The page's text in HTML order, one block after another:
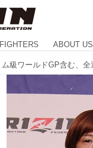
FIGHTERS ABOUT US